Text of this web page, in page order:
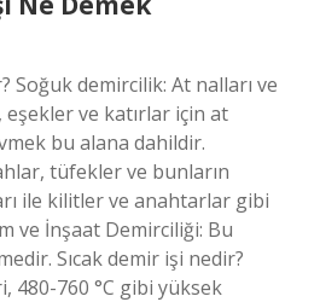
Soğuk demircilik: At nalları ve
ve katırlar için at
bu alana dahildir.
tüfekler ve bunların
ile kilitler ve anahtarlar gibi
ve İnşaat Demirciliği: Bu
Sıcak demir işi nedir?
480-760 °C gibi yüksek